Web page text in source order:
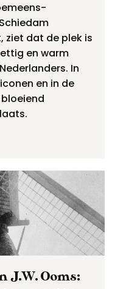
ziet dat de plek is
en warm
In
en in de
J.W. Ooms: